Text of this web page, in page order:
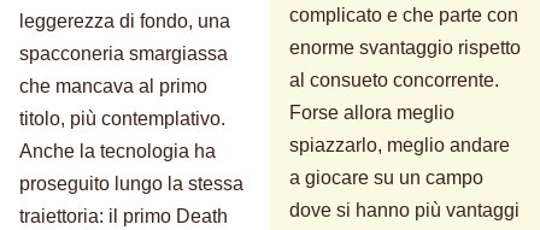
leggerezza di fondo, una
spacconeria smargiassa
che mancava al primo
titolo, più contemplativo.
Anche la tecnologia ha
proseguito lungo la stessa
traiettoria: il primo Death
complicato e che parte con
enorme svantaggio rispetto
al consueto concorrente.
Forse allora meglio
spiazzarlo, meglio andare
a giocare su un campo
dove si hanno più vantaggi